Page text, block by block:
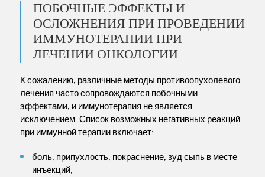
ПОБОЧНЫЕ ЭФФЕКТЫ И
ОСЛОЖНЕНИЯ ПРИ ПРОВЕДЕНИИ
ИММУНОТЕРАПИИ ПРИ
ЛЕЧЕНИИ ОНКОЛОГИИ
К сожалению, различные методы противоопухолевого
лечения часто сопровождаются побочными
эффектами, и иммунотерапия не является
исключением. Список возможных негативных реакций
при иммунной терапии включает:
боль, припухлость, покраснение, зуд сыпь в месте
инъекций;